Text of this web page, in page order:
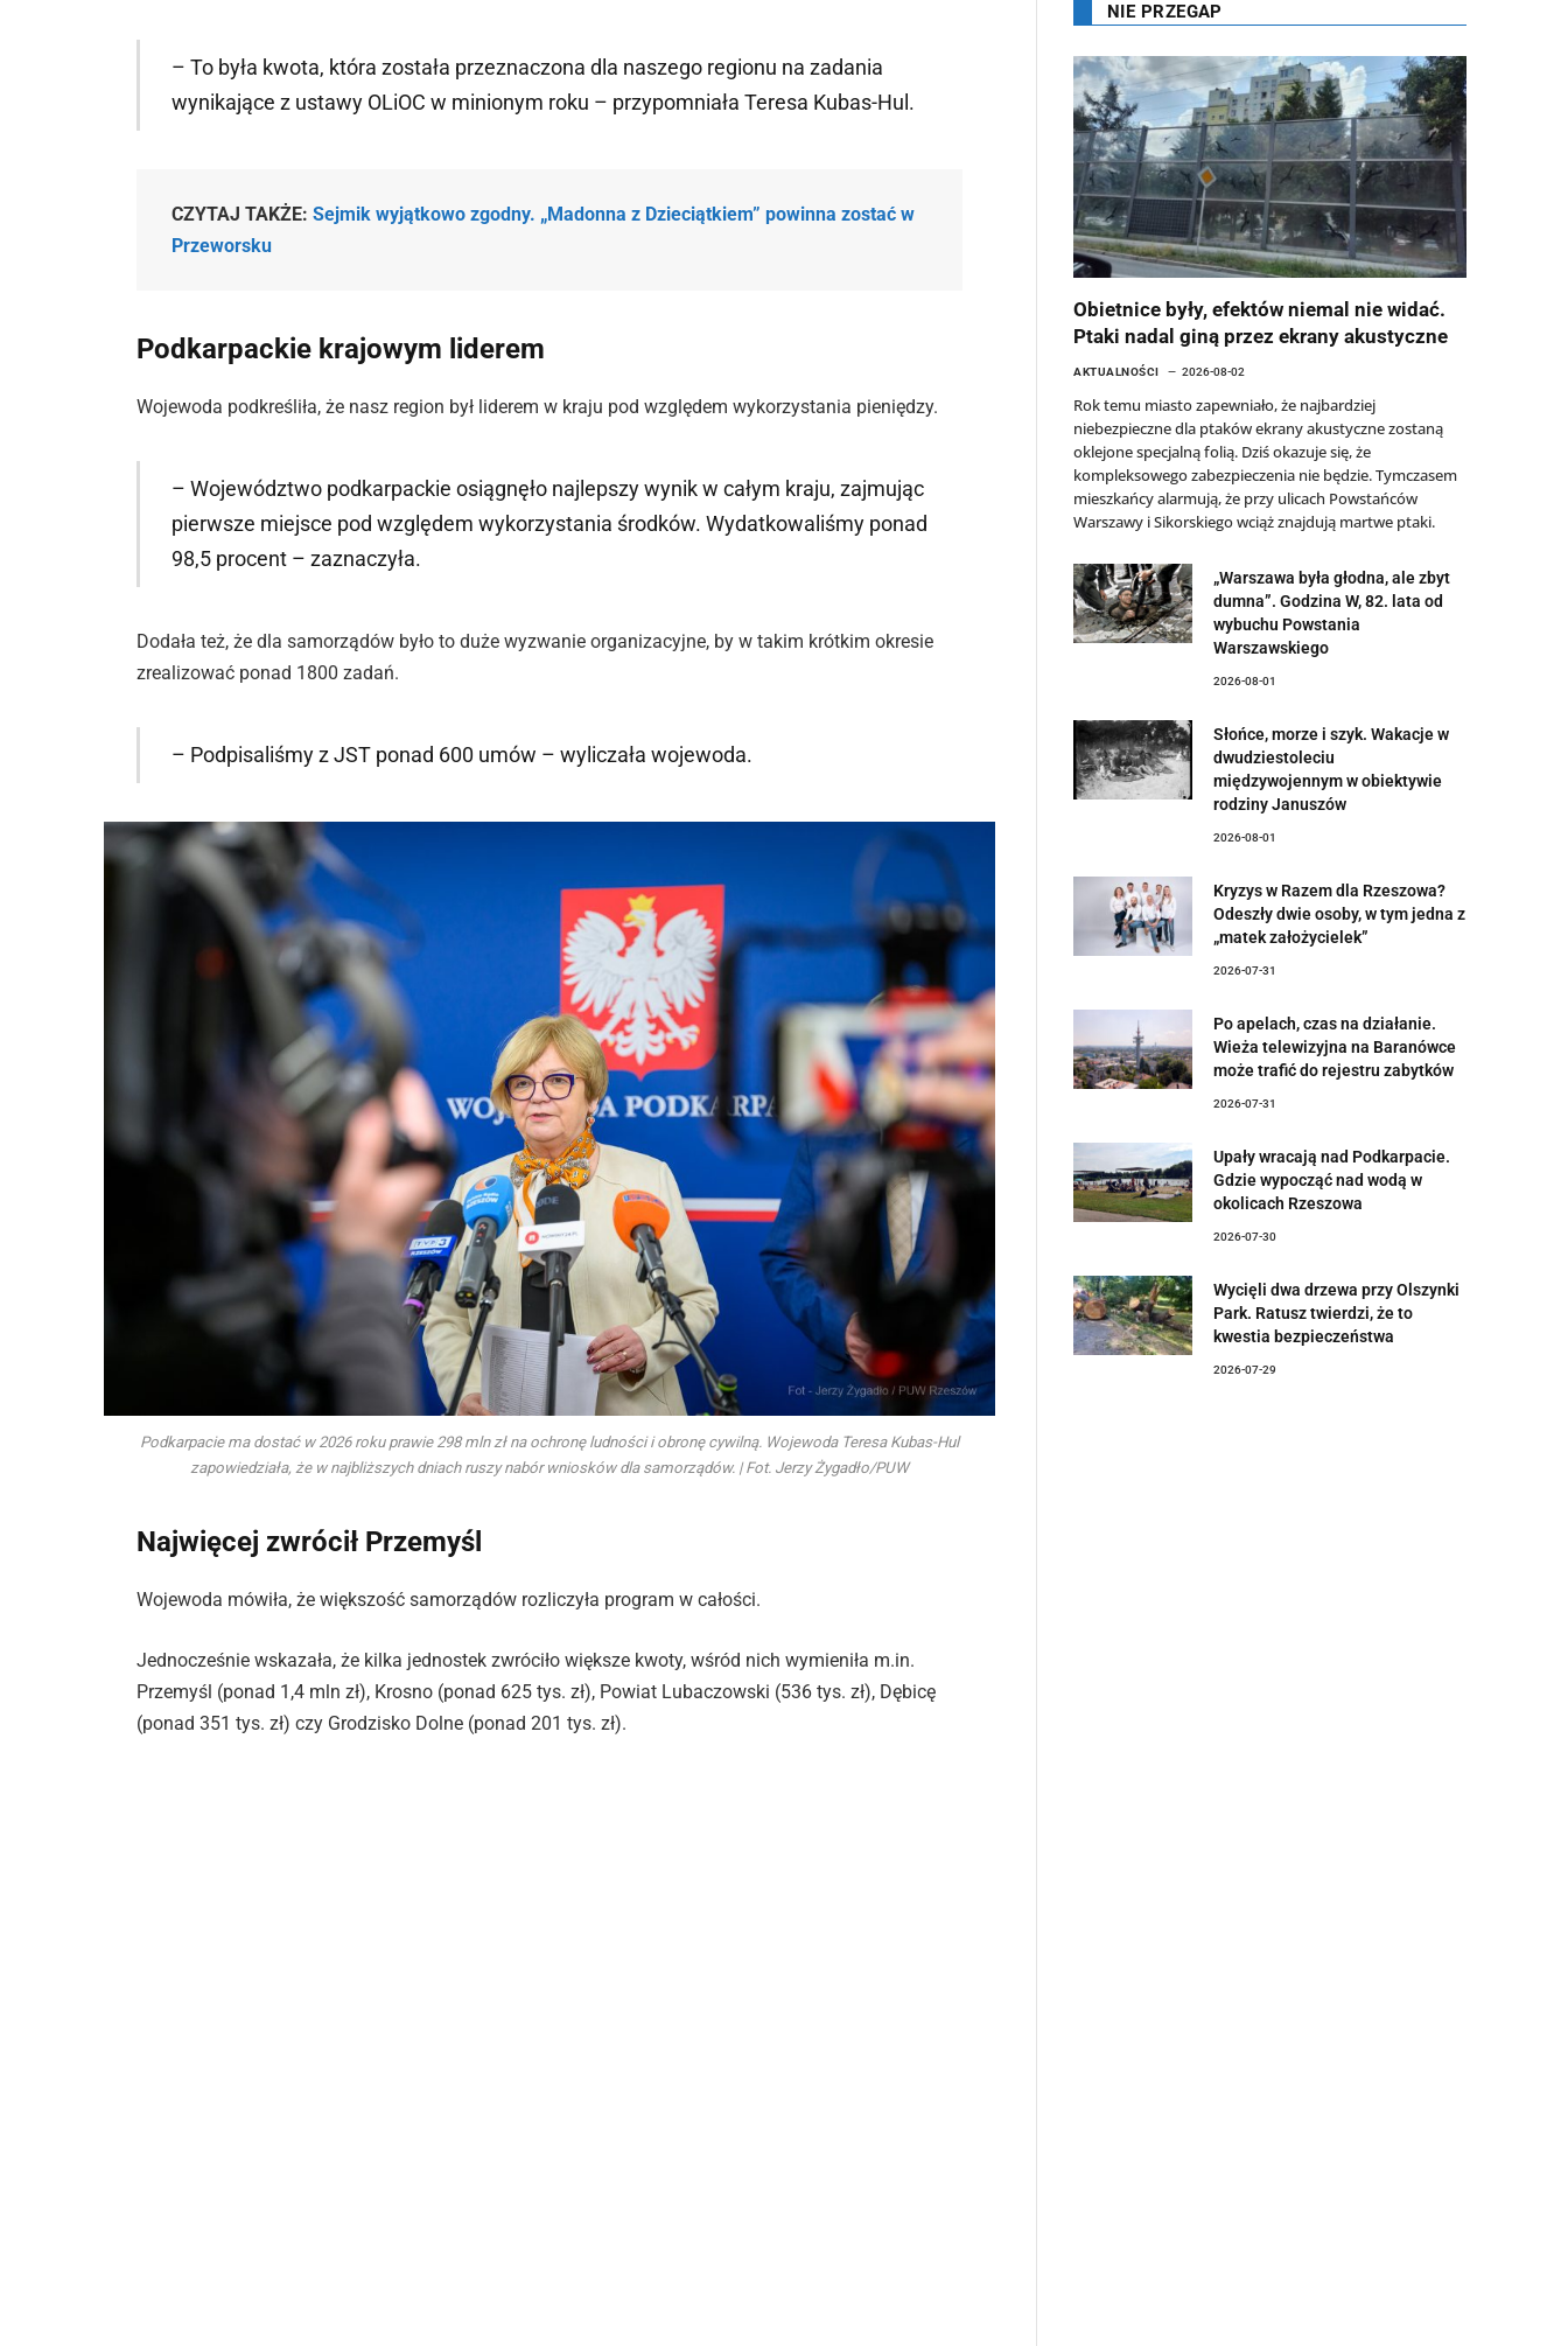
– To była kwota, która została przeznaczona dla naszego regionu na zadania
wynikające z ustawy OLiOC w minionym roku – przypomniała Teresa Kubas-Hul.
CZYTAJ TAKŻE:Sejmik wyjątkowo zgodny. „Madonna z Dzieciątkiem” powinna zostać w
Przeworsku
Podkarpackie krajowym liderem
Wojewoda podkreśliła, że nasz region był liderem w kraju pod względem wykorzystania pieniędzy.
– Województwo podkarpackie osiągnęło najlepszy wynik w całym kraju, zajmując
pierwsze miejsce pod względem wykorzystania środków. Wydatkowaliśmy ponad
98,5 procent – zaznaczyła.
Dodała też, że dla samorządów było to duże wyzwanie organizacyjne, by w takim krótkim okresie
zrealizować ponad 1800 zadań.
– Podpisaliśmy z JST ponad 600 umów – wyliczała wojewoda.
Podkarpacie ma dostać w 2026 roku prawie 298 mln zł na ochronę ludności i obronę cywilną. Wojewoda Teresa Kubas-Hul
zapowiedziała, że w najbliższych dniach ruszy nabór wniosków dla samorządów. | Fot. Jerzy Żygadło/PUW
Najwięcej zwrócił Przemyśl
Wojewoda mówiła, że większość samorządów rozliczyła program w całości.
Jednocześnie wskazała, że kilka jednostek zwróciło większe kwoty, wśród nich wymieniła m.in.
Przemyśl (ponad 1,4 mln zł), Krosno (ponad 625 tys. zł), Powiat Lubaczowski (536 tys. zł), Dębicę
(ponad 351 tys. zł) czy Grodzisko Dolne (ponad 201 tys. zł).
NIE PRZEGAP
Obietnice były, efektów niemal nie widać.
Ptaki nadal giną przez ekrany akustyczne
AKTUALNOŚCI 2026-08-02
Rok temu miasto zapewniało, że najbardziej
niebezpieczne dla ptaków ekrany akustyczne zostaną
oklejone specjalną folią. Dziś okazuje się, że
kompleksowego zabezpieczenia nie będzie. Tymczasem
mieszkańcy alarmują, że przy ulicach Powstańców
Warszawy i Sikorskiego wciąż znajdują martwe ptaki.
„Warszawa była głodna, ale zbyt
dumna”. Godzina W, 82. lata od
wybuchu Powstania
Warszawskiego
2026-08-01
Słońce, morze i szyk. Wakacje w
dwudziestoleciu
międzywojennym w obiektywie
rodziny Januszów
2026-08-01
Kryzys w Razem dla Rzeszowa?
Odeszły dwie osoby, w tym jedna z
„matek założycielek”
2026-07-31
Po apelach, czas na działanie.
Wieża telewizyjna na Baranówce
może trafić do rejestru zabytków
2026-07-31
Upały wracają nad Podkarpacie.
Gdzie wypocząć nad wodą w
okolicach Rzeszowa
2026-07-30
Wycięli dwa drzewa przy Olszynki
Park. Ratusz twierdzi, że to
kwestia bezpieczeństwa
2026-07-29